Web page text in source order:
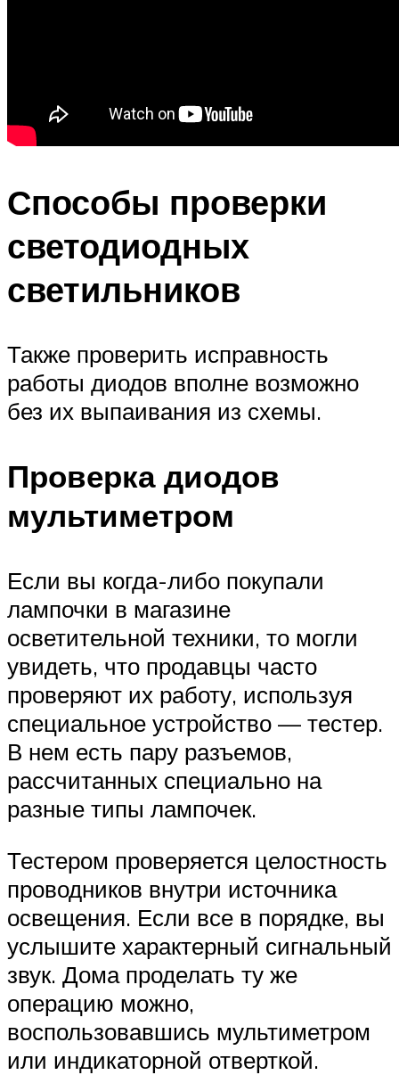
Способы проверки
светодиодных
светильников
Также проверить исправность
работы диодов вполне возможно
без их выпаивания из схемы.
Проверка диодов
мультиметром
Если вы когда-либо покупали
лампочки в магазине
осветительной техники, то могли
увидеть, что продавцы часто
проверяют их работу, используя
специальное устройство — тестер.
В нем есть пару разъемов,
рассчитанных специально на
разные типы лампочек.
Тестером проверяется целостность
проводников внутри источника
освещения. Если все в порядке, вы
услышите характерный сигнальный
звук. Дома проделать ту же
операцию можно,
воспользовавшись мультиметром
или индикаторной отверткой.